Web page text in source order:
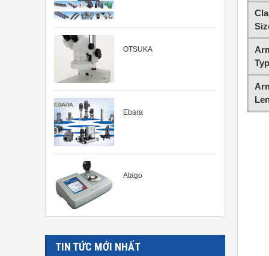
OTSUKA
Ebara
Atago
TIN TỨC MỚI NHẤT